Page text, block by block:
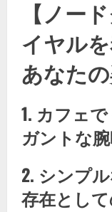
【ノー
イヤル
あなた
1. カフェ
ガントな
2. シンプ
存在とし